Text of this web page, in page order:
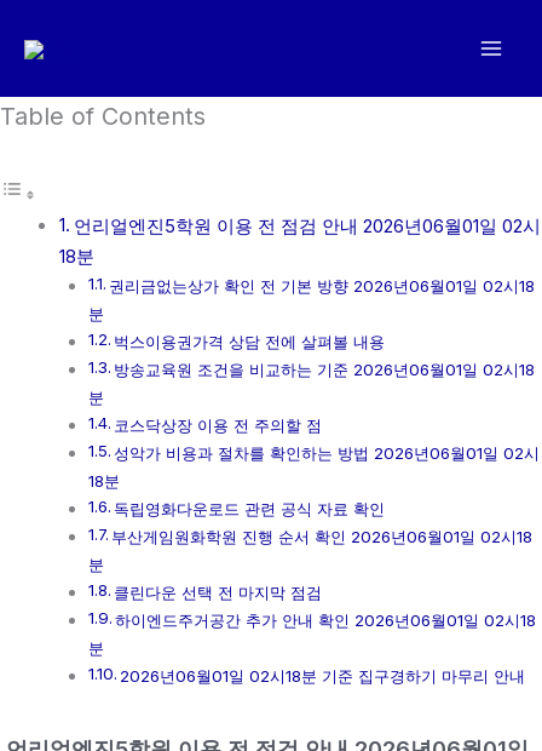
로
너
Table of Contents
언리얼엔진5학원 이용 전 점검 안내 2026년06월01일 02시
18분
권리금없는상가 확인 전 기본 방향 2026년06월01일 02시18
분
벅스이용권가격 상담 전에 살펴볼 내용
방송교육원 조건을 비교하는 기준 2026년06월01일 02시18
분
코스닥상장 이용 전 주의할 점
성악가 비용과 절차를 확인하는 방법 2026년06월01일 02시
18분
독립영화다운로드 관련 공식 자료 확인
부산게임원화학원 진행 순서 확인 2026년06월01일 02시18
분
클린다운 선택 전 마지막 점검
하이엔드주거공간 추가 안내 확인 2026년06월01일 02시18
분
2026년06월01일 02시18분 기준 집구경하기 마무리 안내